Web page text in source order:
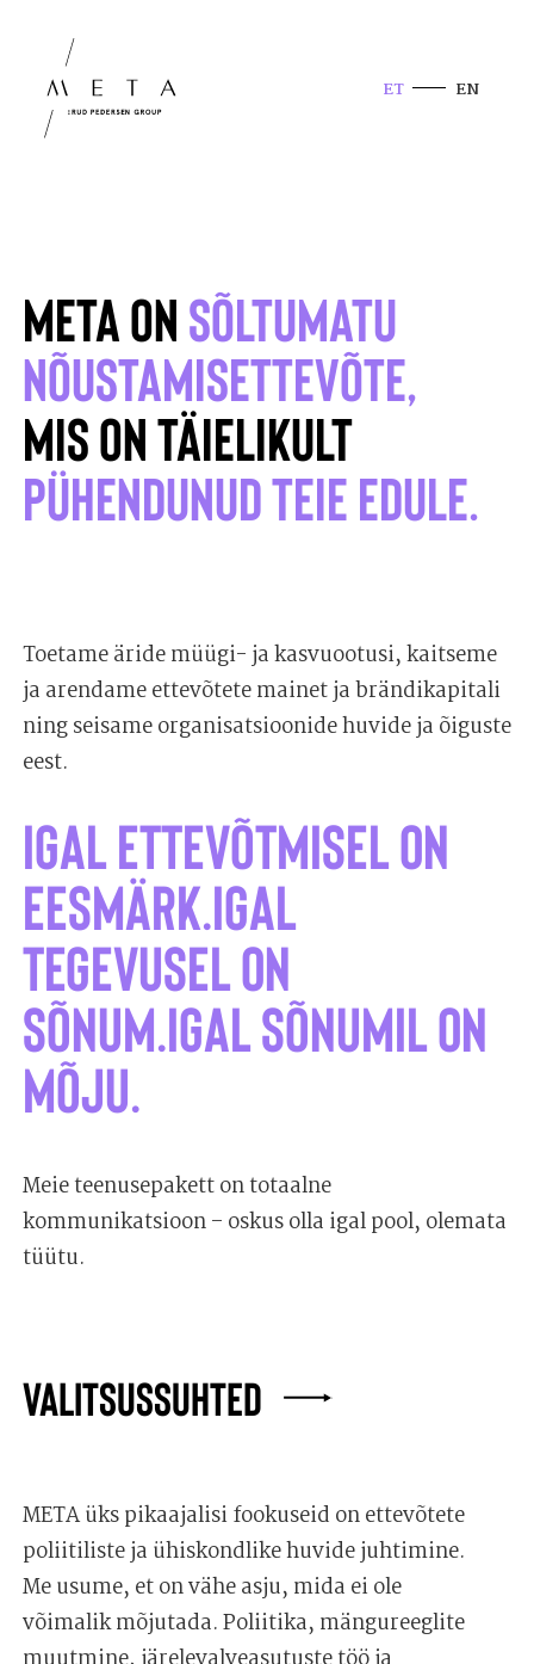
ET EN
META ONSÕLTUMATU
NÕUSTAMISETTEVÕTE,
MIS ON TÄIELIKULT
PÜHENDUNUD TEIE EDULE.
Toetame äride müügi- ja kasvuootusi, kaitseme
ja arendame ettevõtete mainet ja brändikapitali
ning seisame organisatsioonide huvide ja õiguste
eest.
Igal ettevõtmisel on
eesmärk.Igal
tegevusel on
sõnum.Igal sõnumil on
mõju.
Meie teenusepakett on totaalne
kommunikatsioon – oskus olla igal pool, olemata
tüütu.
VALITSUSSUHTED
META üks pikaajalisi fookuseid on ettevõtete
poliitiliste ja ühiskondlike huvide juhtimine.
Me usume, et on vähe asju, mida ei ole
võimalik mõjutada. Poliitika, mängureeglite